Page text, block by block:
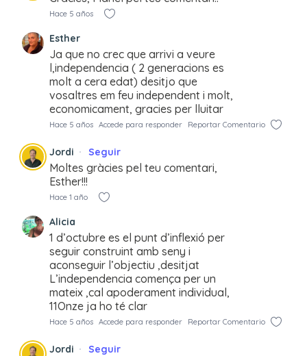
Hace 5 años
Esther
Ja que no crec que arrivi a veure
l,independencia ( 2 generacions es
molt a cera edat) desitjo que
vosaltres em feu independent i molt,
economicament, gracies per lluitar
Hace 5 años Accede para responder Reportar Comentario
Jordi Seguir
Moltes gràcies pel teu comentari,
Esther!!!
Hace 1 año
Alicia
1 d’octubre es el punt d’inflexió per
seguir construint amb seny i
aconseguir l’objectiu ,desitjat
L’independencia comença per un
mateix ,cal apoderament individual,
11Onze ja ho té clar
Hace 5 años Accede para responder Reportar Comentario
Jordi Seguir